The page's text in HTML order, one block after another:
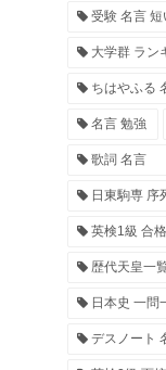
受験 名言 短
大学群 ラン
ちはやふる
名言 勉強
歌詞 名言
日東駒専 序
英検1級 合
歴代天皇一
日本史 一問
デスノート